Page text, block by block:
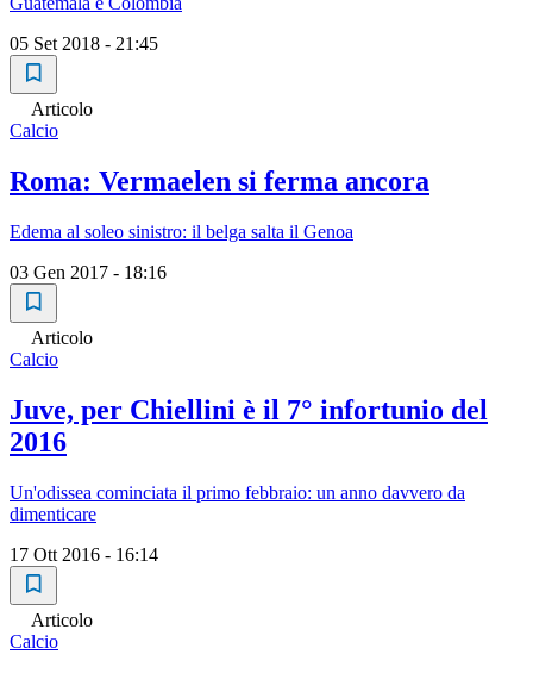
05 Set 2018 - 21:45
Articolo
Calcio
Roma: Vermaelen si ferma ancora
Edema al soleo sinistro: il belga salta il Genoa
03 Gen 2017 - 18:16
Articolo
Calcio
Juve, per Chiellini è il 7° infortunio del
2016
Un'odissea cominciata il primo febbraio: un anno davvero da
dimenticare
17 Ott 2016 - 16:14
Articolo
Calcio